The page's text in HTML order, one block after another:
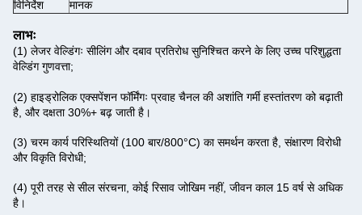
विनिर्देश मानक
लाभः
(1) लेजर वेल्डिंगः सीलिंग और दबाव प्रतिरोध सुनिश्चित करने के लिए उच्च परिशुद्धता
वेल्डिंग गुणवत्ता;
(2) हाइड्रोलिक एक्सपेंशन फॉर्मिंगः प्रवाह चैनल की अशांति गर्मी हस्तांतरण को बढ़ाती
है, और दक्षता 30%+ बढ़ जाती है।
(3) चरम कार्य परिस्थितियों (100 बार/800°C) का समर्थन करता है, संक्षारण विरोधी
और विकृति विरोधी;
(4) पूरी तरह से सील संरचना, कोई रिसाव जोखिम नहीं, जीवन काल 15 वर्ष से अधिक
है।